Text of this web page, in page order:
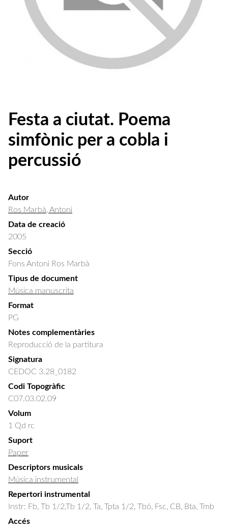
Festa a ciutat. Poema
simfònic per a cobla i
percussió
Autor
Ros Marbà, Antoni
Data de creació
2005
Secció
Fons Antoni Ros Marbà
Tipus de document
Música manuscrita
Format
PG
Notes complementàries
Reproducció de la partitura
Signatura
CEDOC 3.28_0182
Codi Topogràfic
C07.03.02.09
Volum
1 Qd rc
Suport
Paper
Descriptors musicals
Música instrumental
Repertori instrumental
Instr: Fb, Tb 1/2,Tb 1/2, Ta, Tpta 1/2, Tbó, Fsc, CB, Bta, Tmb
Accés